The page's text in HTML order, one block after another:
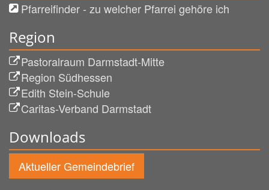
Pfarreifinder - zu welcher Pfarrei gehöre ich
Region
Pastoralraum Darmstadt-Mitte
Region Südhessen
Edith Stein-Schule
Caritas-Verband Darmstadt
Downloads
Aktueller Gemeindebrief